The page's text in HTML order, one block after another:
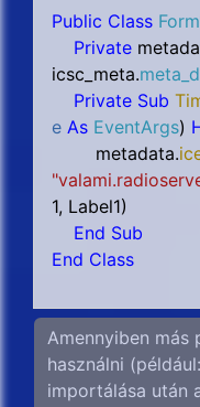
Public Class
Private
icsc_meta.
Private Sub
e As EventArgs)
metadata.
1, Label1)
End Sub
End Class
Amennyiben más
használni
importálása után